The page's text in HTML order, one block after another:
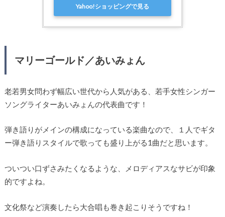
Yahoo!ショッピングで見る
マリーゴールド／あいみょん
老若男女問わず幅広い世代から人気がある、若手女性シンガー
ソングライターあいみょんの代表曲です！
弾き語りがメインの構成になっている楽曲なので、１人でギタ
ー弾き語りスタイルで歌っても盛り上がる1曲だと思います。
ついつい口ずさみたくなるような、メロディアスなサビが印象
的ですよね。
文化祭など演奏したら大合唱も巻き起こりそうですね！